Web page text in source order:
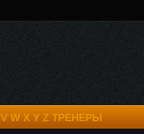
V W X Y Z ТРЕНЕРЫ